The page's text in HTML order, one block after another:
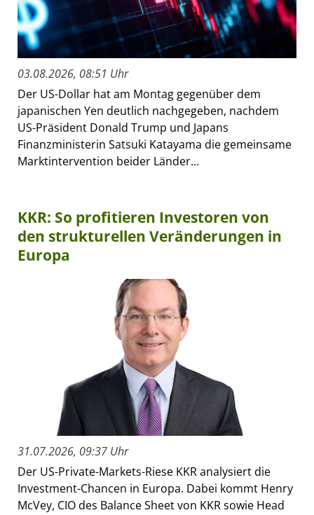
03.08.2026, 08:51 Uhr
Der US-Dollar hat am Montag gegenüber dem
japanischen Yen deutlich nachgegeben, nachdem
US-Präsident Donald Trump und Japans
Finanzministerin Satsuki Katayama die gemeinsame
Marktintervention beider Länder...
KKR: So profitieren Investoren von
den strukturellen Veränderungen in
Europa
31.07.2026, 09:37 Uhr
Der US-Private-Markets-Riese KKR analysiert die
Investment-Chancen in Europa. Dabei kommt Henry
McVey, CIO des Balance Sheet von KKR sowie Head